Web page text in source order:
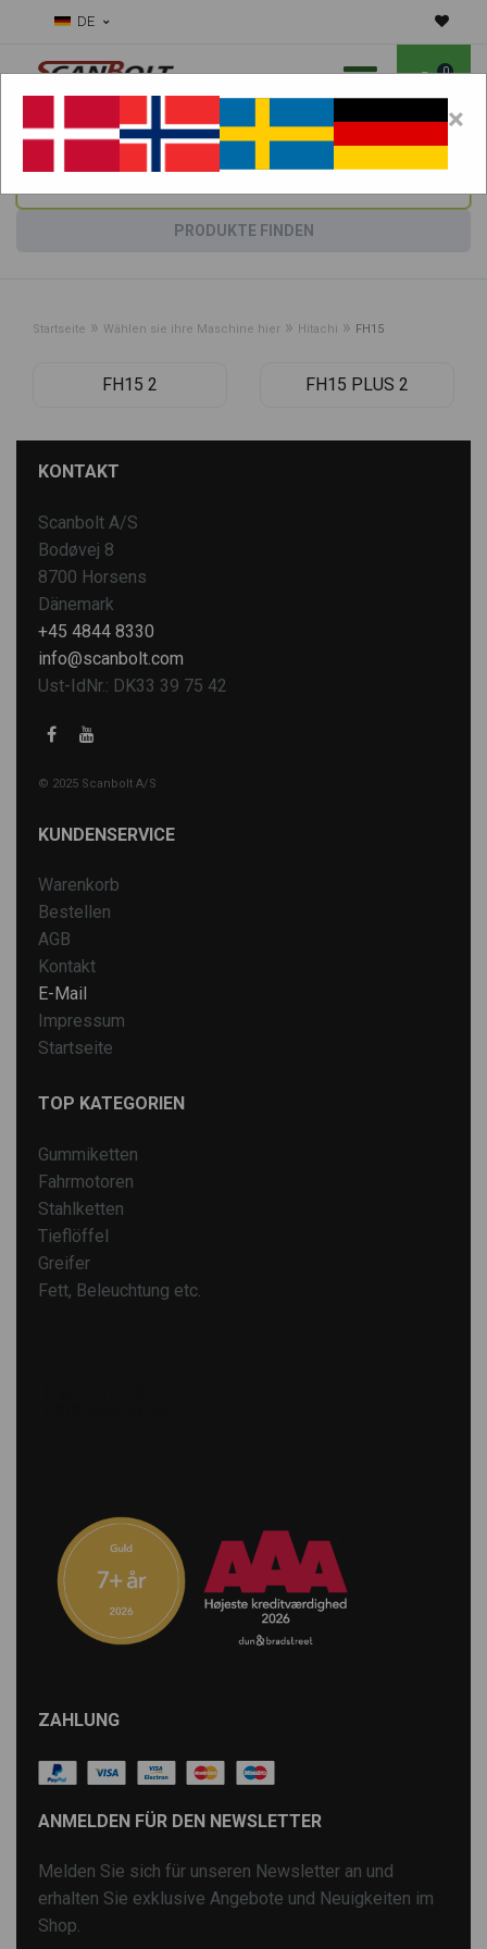
DE
0
Benötigen Sie Hilfe bei Verschleißteilen?Maschine wählen:
PRODUKTE FINDEN
Startseite » Wählen sie ihre Maschine hier » Hitachi » FH15
FH15 2 FH15 PLUS 2
KONTAKT
Scanbolt A/S
Bodøvej 8
8700 Horsens
Dänemark
+45 4844 8330
info@scanbolt.com
Ust-IdNr.: DK33 39 75 42
© 2025 Scanbolt A/S
KUNDENSERVICE
Warenkorb
Bestellen
AGB
Kontakt
E-Mail
Impressum
Startseite
TOP KATEGORIEN
Gummiketten
Fahrmotoren
Stahlketten
Tieflöffel
Greifer
Fett, Beleuchtung etc.
ZAHLUNG
ANMELDEN FÜR DEN NEWSLETTER
Melden Sie sich für unseren Newsletter an und
erhalten Sie exklusive Angebote und Neuigkeiten im
Shop.
×